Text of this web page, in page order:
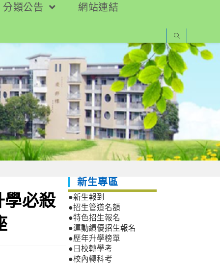
分類公告
網站連結
必殺
新生專區
●新生報到
●招生管道名額
●特色招生報名
●運動績優招生報名
●歷年升學榜單
●日校轉學考
●校內轉科考